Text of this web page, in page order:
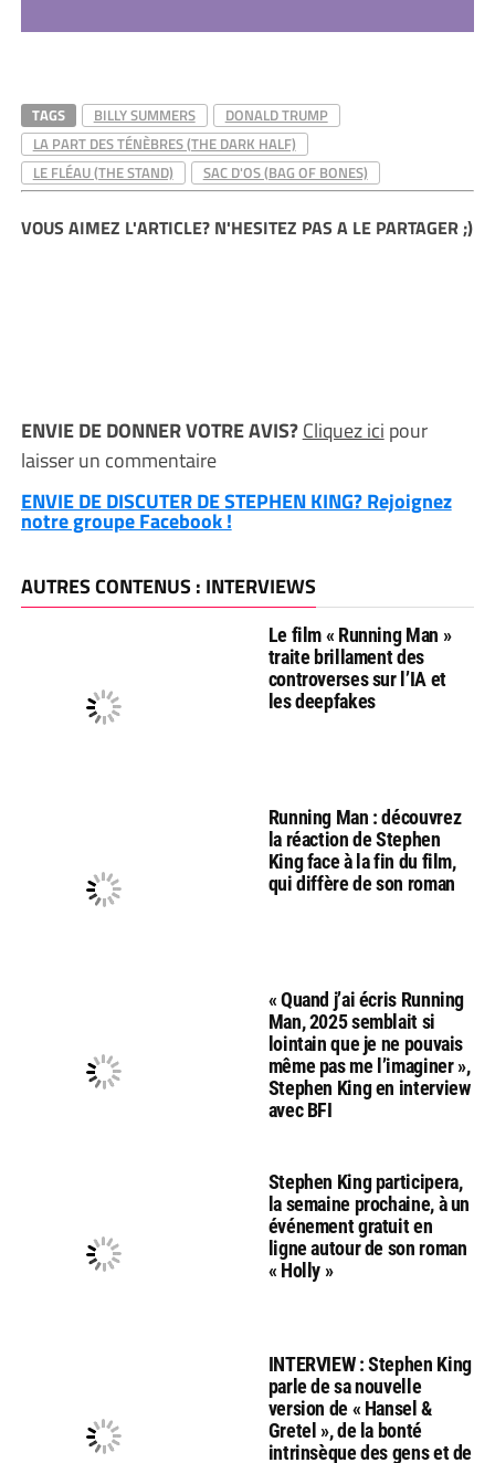
TAGS BILLY SUMMERS
DONALD TRUMP
LA PART DES TÉNÈBRES (THE DARK HALF)
LE FLÉAU (THE STAND)
SAC D'OS (BAG OF BONES)
VOUS AIMEZ L'ARTICLE? N'HESITEZ PAS A LE PARTAGER ;)
ENVIE DE DONNER VOTRE AVIS?Cliquez ici pour
laisser un commentaire
ENVIE DE DISCUTER DE STEPHEN KING? Rejoignez
notre groupe Facebook !
AUTRES CONTENUS : INTERVIEWS
Le film « Running Man »
traite brillament des
controverses sur l’IA et
les deepfakes
Running Man : découvrez
la réaction de Stephen
King face à la fin du film,
qui diffère de son roman
« Quand j’ai écris Running
Man, 2025 semblait si
lointain que je ne pouvais
même pas me l’imaginer »,
Stephen King en interview
avec BFI
Stephen King participera,
la semaine prochaine, à un
événement gratuit en
ligne autour de son roman
« Holly »
INTERVIEW : Stephen King
parle de sa nouvelle
version de « Hansel &
Gretel », de la bonté
intrinsèque des gens et de